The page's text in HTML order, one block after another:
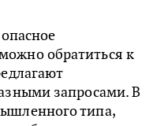
обратиться к
запросами. В
типа,